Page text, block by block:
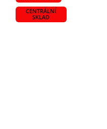
CENTRÁLNÍ
SKLAD